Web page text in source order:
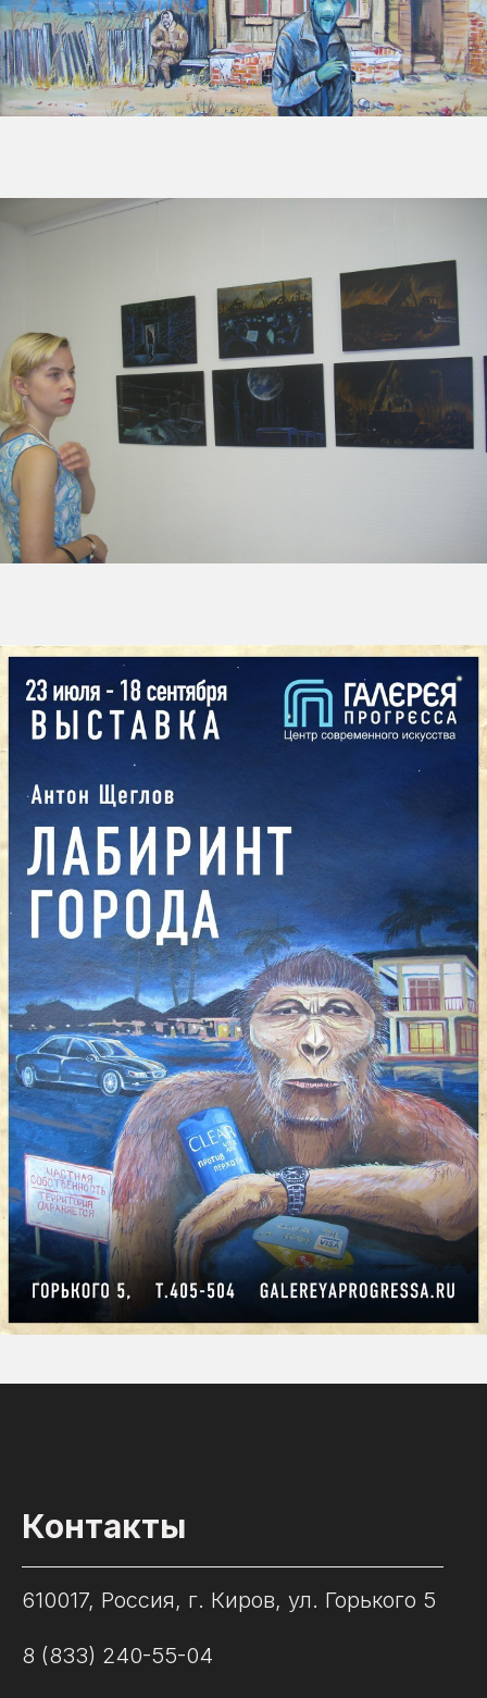
Контакты
610017, Россия, г. Киров, ул. Горького 5
8 (833) 240-55-04